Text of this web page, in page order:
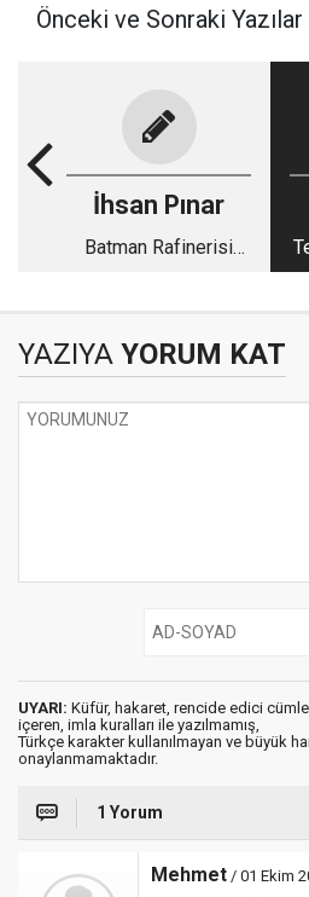
Önceki ve Sonraki Yazılar
İhsan Pınar
Batman Rafinerisi
YAZIYA YORUM KAT
UYARI: Küfür, hakaret, rencide edici
içeren, imla kuralları ile yazılmamış,
Türkçe karakter kullanılmayan ve büyük
onaylanmamaktadır.
1 Yorum
Mehmet / 01 Ekim